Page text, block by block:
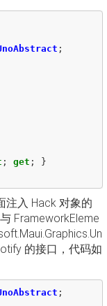
;
; get ;
}
注入 Hack 对象的
FrameworkEleme
的接口，代码如
;